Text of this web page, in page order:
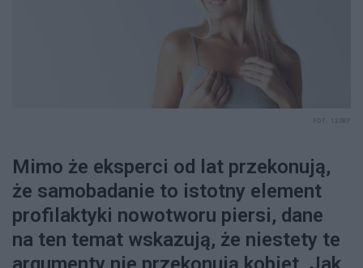
Mimo że eksperci od lat przekonują,
że samobadanie to istotny element
profilaktyki nowotworu piersi, dane
na ten temat wskazują, że niestety te